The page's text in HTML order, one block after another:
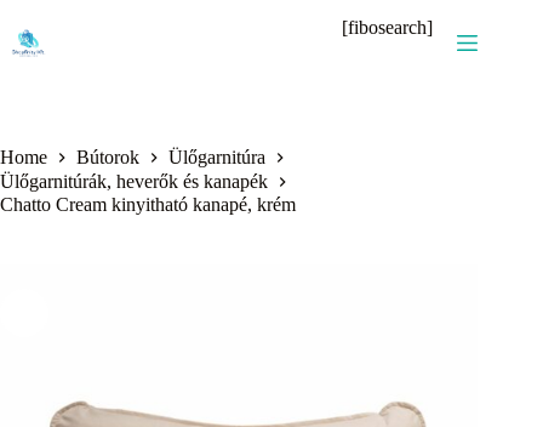
content
[fibosearch]
Home Bútorok
Ülőgarnitúra
Ülőgarnitúrák, heverők és kanapék
Chatto Cream kinyitható kanapé, krém